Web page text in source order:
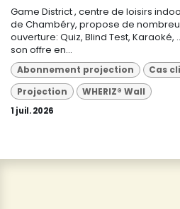
Game District , centre de loisirs
de Chambéry, propose de
ouverture: Quiz, Blind Test,
son offre en...
Abonnement projection Cas
Projection
WHERIZ® Wall
1 juil. 2026